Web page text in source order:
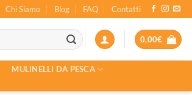
Chi Siamo Blog FAQ Contatti
0,00€
MULINELLI DA PESCA